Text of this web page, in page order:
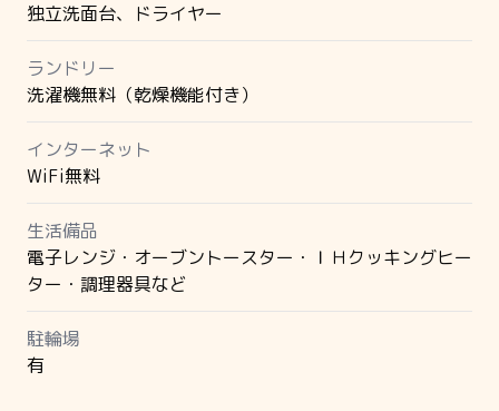
独立洗面台、ドライヤー
ランドリー
洗濯機無料（乾燥機能付き）
インターネット
WiFi無料
生活備品
電子レンジ・オーブントースター・ＩＨクッキングヒー
ター・調理器具など
駐輪場
有